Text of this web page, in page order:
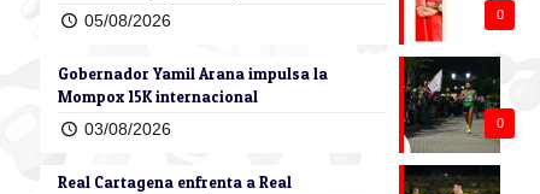
0
05/08/2026
0
Gobernador Yamil Arana impulsa la
Mompox 15K internacional
03/08/2026
Real Cartagena enfrenta a Real